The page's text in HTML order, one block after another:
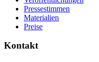
Pressestimmen
Materialien
Preise
Kontakt